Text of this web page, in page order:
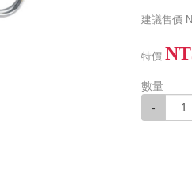
建議售價
特價
數量
-